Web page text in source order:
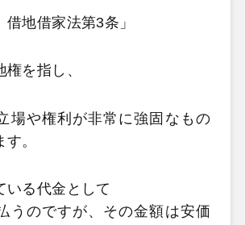
借地借家法第3条」
を指し、
場や権利が非常に強固なもの
。
いる代金として
うのですが、その金額は安価